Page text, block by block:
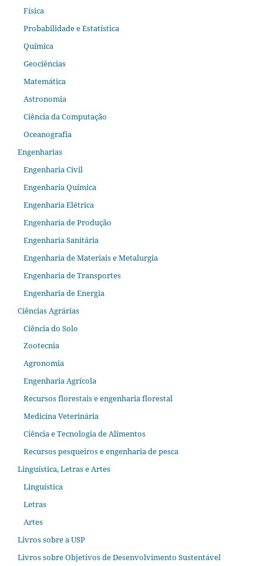
Física
Probabilidade e Estatística
Química
Geociências
Matemática
Astronomia
Ciência da Computação
Oceanografia
Engenharias
Engenharia Civil
Engenharia Química
Engenharia Elétrica
Engenharia de Produção
Engenharia Sanitária
Engenharia de Materiais e Metalurgia
Engenharia de Transportes
Engenharia de Energia
Ciências Agrárias
Ciência do Solo
Zootecnia
Agronomia
Engenharia Agrícola
Recursos florestais e engenharia florestal
Medicina Veterinária
Ciência e Tecnologia de Alimentos
Recursos pesqueiros e engenharia de pesca
Linguística, Letras e Artes
Linguística
Letras
Artes
Livros sobre a USP
Livros sobre Objetivos de Desenvolvimento Sustentável